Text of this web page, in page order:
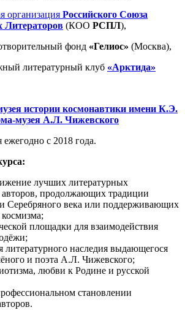
организация Российского Союза
Литераторов (КОО РСПЛ),
фонд «Гелиос» (Москва),
литературный клуб «Арктида»
истории космонавтики имени К.Э.
музея А.Л. Чижевского
с 2018 года.
лучших литературных
авторов, продолжающих традиции
Серебряного века или поддерживающих
площадки для взаимодействия
литературного наследия выдающегося
и поэта А.Л. Чижевского;
любви к Родине и русской
становлении